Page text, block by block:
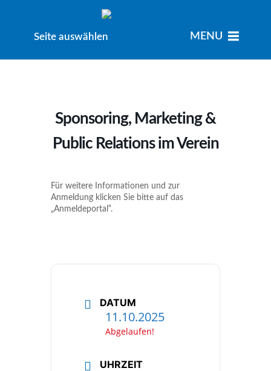
Seite auswählen MENU
Sponsoring, Marketing &
Public Relations im Verein
Für weitere Informationen und zur
Anmeldung klicken Sie bitte auf das
„Anmeldeportal“.
DATUM
11.10.2025
Abgelaufen!
UHRZEIT